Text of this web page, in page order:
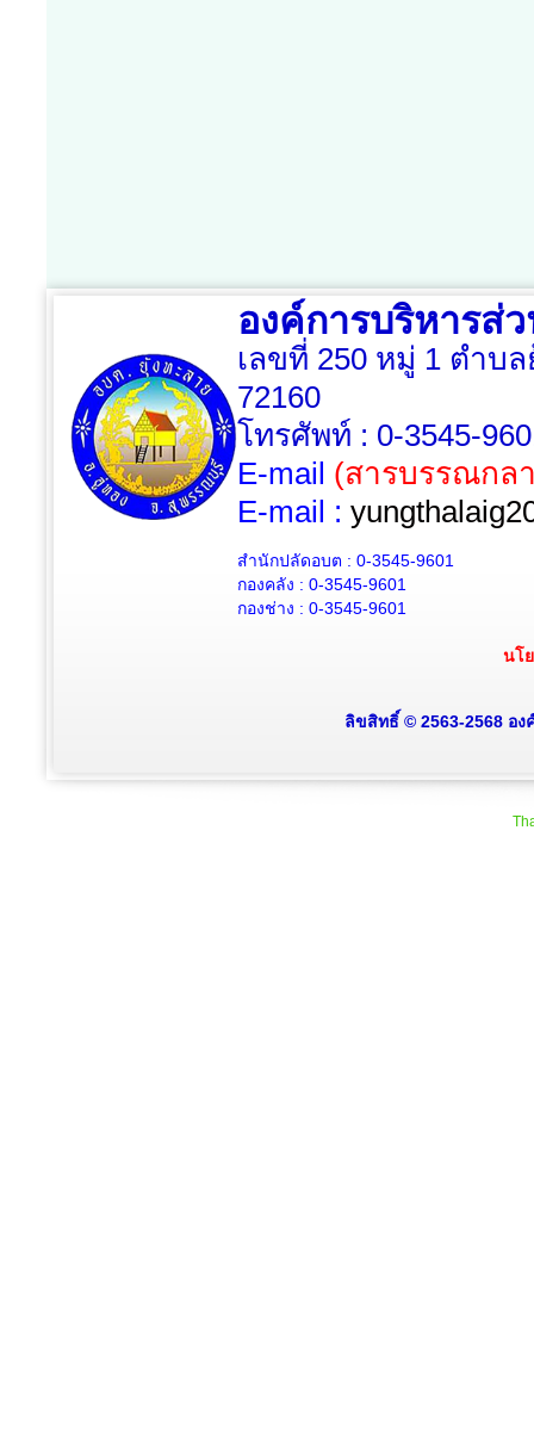
องค์การบริหารส่
เลขที่ 250 หมู่ 1 ตำบ
72160
โทรศัพท์ : 0-3545-
E-mail (สารบรรณกล
E-mail :
สำนักปลัดอบต : 0-3545-9601
กองคลัง : 0-3545-9601
กองช่าง : 0-3545-9601
นโ
ลิขสิทธิ์ © 2563-2568 อ